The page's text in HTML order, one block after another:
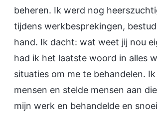
beheren. Ik werd nog
tijdens werkbesprekingen,
hand. Ik dacht: wat weet jij nou
had ik het laatste woord in alles
situaties om me te behandelen.
mensen en stelde mensen aan
mijn werk en behandelde en